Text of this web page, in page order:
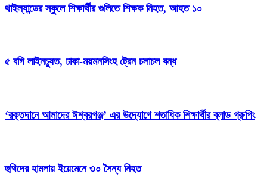
থাইল্যান্ডের স্কুলে শিক্ষার্থীর গুলিতে শিক্ষক নিহত, আহত ১০
৫ বগি লাইনচ্যুত, ঢাকা-ময়মনসিংহ ট্রেন চলাচল বন্ধ
‘রক্তদানে আমাদের ঈশ্বরগঞ্জ’ এর উদ্যোগে শতাধিক শিক্ষার্থীর ব্লাড গ্রুপিং
হুথিদের হামলায় ইয়েমেনে ৩০ সৈন্য নিহত